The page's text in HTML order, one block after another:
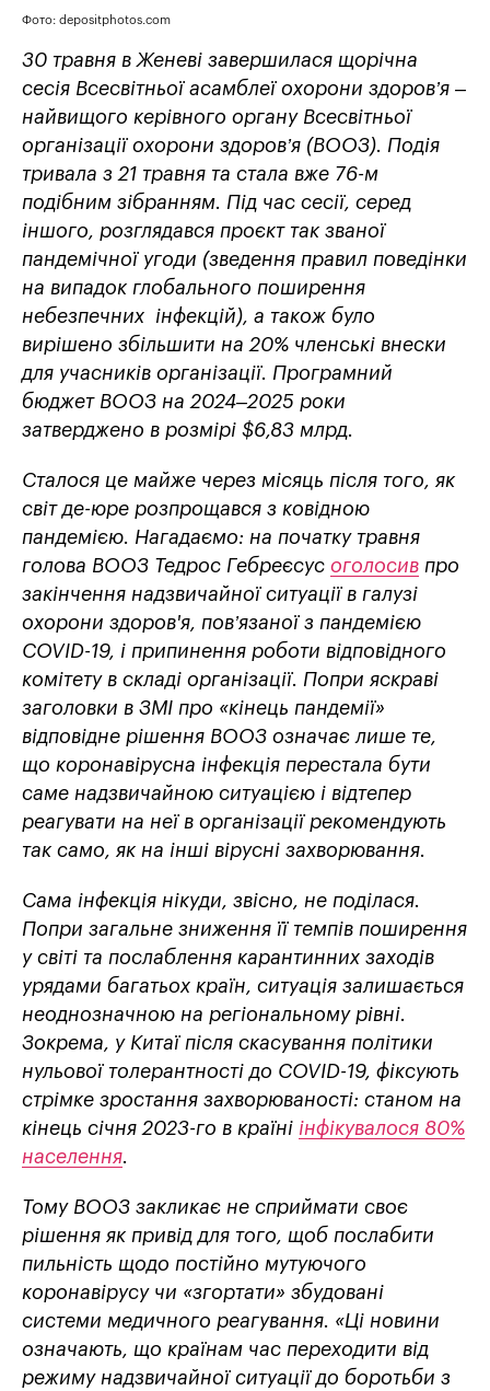
Фото: depositphotos.com
30 травня в Женеві завершилася щорічна
сесія Всесвітньої асамблеї охорони здоров’я –
найвищого керівного органу Всесвітньої
організації охорони здоров’я (ВООЗ). Подія
тривала з 21 травня та стала вже 76-м
подібним зібранням. Під час сесії, серед
іншого, розглядався проєкт так званої
пандемічної угоди (зведення правил поведінки
на випадок глобального поширення
небезпечних інфекцій), а також було
вирішено збільшити на 20% членські внески
для учасників організації. Програмний
бюджет ВООЗ на 2024–2025 роки
затверджено в розмірі $6,83 млрд.
Сталося це майже через місяць після того, як
світ де-юре розпрощався з ковідною
пандемією. Нагадаємо: на початку травня
голова ВООЗ Тедрос Гебреєсус оголосив про
закінчення надзвичайної ситуації в галузі
охорони здоров'я, пов’язаної з пандемією
COVID-19, і припинення роботи відповідного
комітету в складі організації. Попри яскраві
заголовки в ЗМІ про «кінець пандемії»
відповідне рішення ВООЗ означає лише те,
що коронавірусна інфекція перестала бути
саме надзвичайною ситуацією і відтепер
реагувати на неї в організації рекомендують
так само, як на інші вірусні захворювання.
Сама інфекція нікуди, звісно, не поділася.
Попри загальне зниження її темпів поширення
у світі та послаблення карантинних заходів
урядами багатьох країн, ситуація залишається
неоднозначною на регіональному рівні.
Зокрема, у Китаї після скасування політики
нульової толерантності до COVІD-19, фіксують
стрімке зростання захворюваності: станом на
кінець січня 2023-го в країні інфікувалося 80%
населення.
Тому ВООЗ закликає не сприймати своє
рішення як привід для того, щоб послабити
пильність щодо постійно мутуючого
коронавірусу чи «згортати» збудовані
системи медичного реагування. «Ці новини
означають, що країнам час переходити від
режиму надзвичайної ситуації до боротьби з